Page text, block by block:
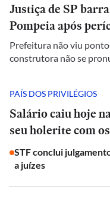
Justiça de SP
Pompeia após
Prefeitura não viu
construtora não se
PAÍS DOS PRIVILÉGIOS
Salário caiu hoje
seu holerite com
STF conclui
a juízes